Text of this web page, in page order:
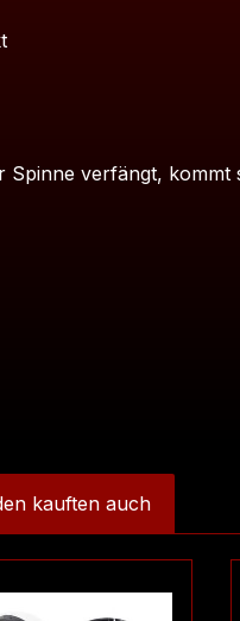
Spinne verfängt,
kauften auch